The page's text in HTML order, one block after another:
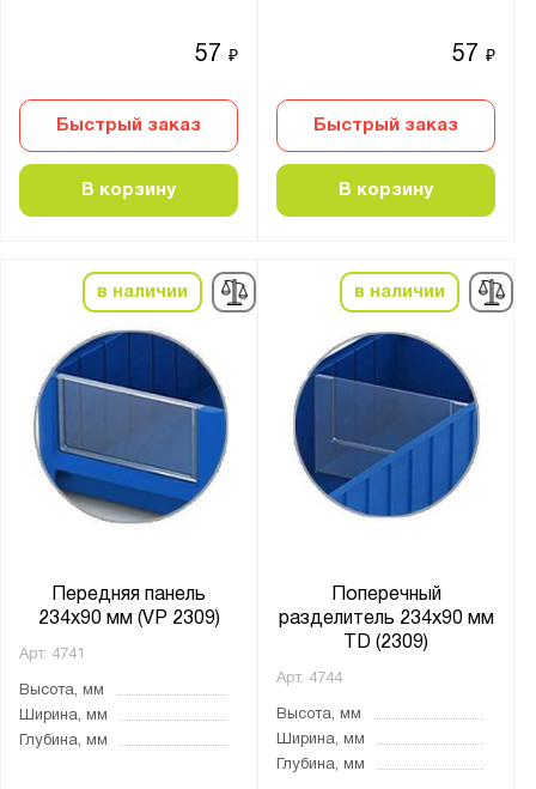
57₽
Быстрый заказ
В корзину
57₽
Быстрый заказ
В корзину
в наличии
Передняя панель
234х90 мм (VP 2309)
Арт. 4741
Высота, мм
Ширина, мм
Глубина, мм
в наличии
Поперечный
разделитель 234х90 мм
TD (2309)
Арт. 4744
Высота, мм
Ширина, мм
Глубина, мм
Диком
Промет
Тара.ру
Практик
Серия:
Logic Store
Практик
Серия Б